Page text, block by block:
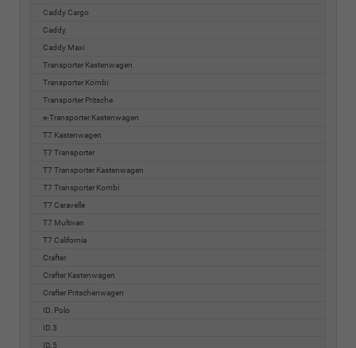
Caddy Cargo
Caddy
Caddy Maxi
Transporter Kastenwagen
Transporter Kombi
Transporter Pritsche
e-Transporter Kastenwagen
T7 Kastenwagen
T7 Transporter
T7 Transporter Kastenwagen
T7 Transporter Kombi
T7 Caravelle
T7 Multivan
T7 California
Crafter
Crafter Kastenwagen
Crafter Pritschenwagen
ID. Polo
ID.3
ID.5